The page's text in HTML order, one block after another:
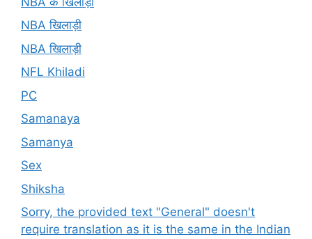
NBA खिलाड़ी
NBA खिलाड़ी
NFL Khiladi
PC
Samanaya
Samanya
Sex
Shiksha
Sorry, the provided text "General" doesn't
require translation as it is the same in the Indian